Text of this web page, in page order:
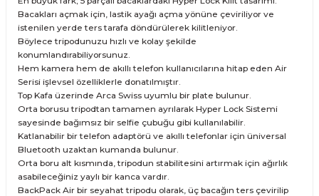
Bacakları açmak için, lastik ayağı açma yönüne çeviriliyor ve
istenilen yerde ters tarafa döndürülerek kilitleniyor.
Böylece tripodunuzu hızlı ve kolay şekilde
konumlandırabiliyorsunuz.
Hem kamera hem de akıllı telefon kullanıcılarına hitap eden Air
Serisi işlevsel özelliklerle donatılmıştır.
Top Kafa üzerinde Arca Swiss uyumlu bir plate bulunur.
Orta borusu tripodtan tamamen ayrılarak Hyper Lock Sistemi
sayesinde bağımsız bir selfie çubuğu gibi kullanılabilir.
Katlanabilir bir telefon adaptörü ve akıllı telefonlar için üniversal
Bluetooth uzaktan kumanda bulunur.
Orta boru alt kısmında, tripodun stabilitesini artırmak için ağırlık
asabileceğiniz yaylı bir kanca vardır.
BackPack Air bir seyahat tripodu olarak, üç bacağın ters çevirilip